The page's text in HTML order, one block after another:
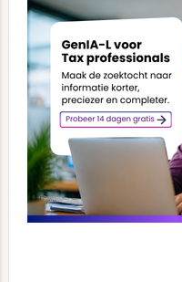
Sidebar